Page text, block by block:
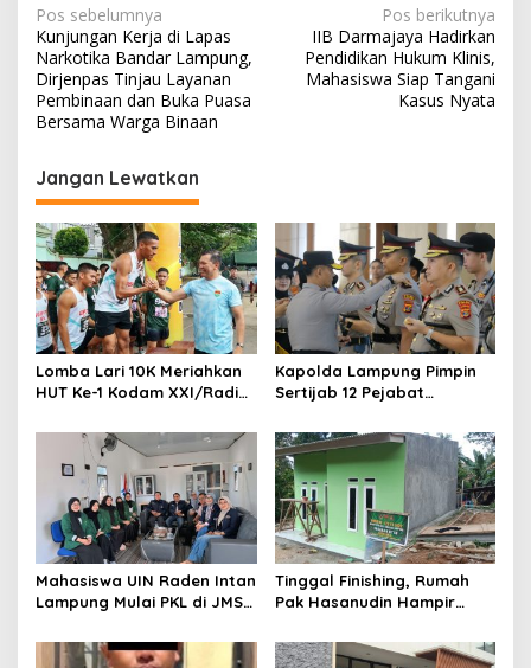
N
a
v
i
a
s
i
p
o
s
Pos sebelumnya
Kunjungan Kerja di Lapas
Narkotika Bandar Lampung,
Dirjenpas Tinjau Layanan
Pembinaan dan Buka Puasa
Bersama Warga Binaan
Pos berikutnya
IIB Darmajaya Hadirkan
Pendidikan Hukum Klinis,
Mahasiswa Siap Tangani
Kasus Nyata
Jangan Lewatkan
Lomba Lari 10K Meriahkan
HUT Ke-1 Kodam XXI/Radin
Kapolda Lampung Pimpin
Sertijab 12 Pejabat
Organisasi dan Pelayanan
Polri Presisi
Mahasiswa UIN Raden Intan
Lampung Mulai PKL di JMSI
Tinggal Finishing, Rumah
Pak Hasanudin Hampir
TMMD (TNI Manunggal